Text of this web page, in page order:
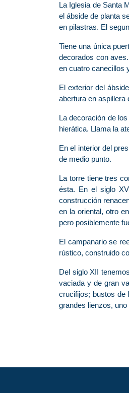
La Iglesia de Santa
el ábside de planta
en pilastras. El
Tiene una única
decorados con
en cuatro canecillos
El exterior del
abertura en aspillera
La decoración de
hierática. Llama la
En el interior del
de medio punto.
La torre tiene tres
ésta. En el siglo
construcción
en la oriental, otro
pero posiblemente
El campanario se
rústico, construido
Del siglo XII
vaciada y de gran
crucifijos; bustos de
grandes lienzos,